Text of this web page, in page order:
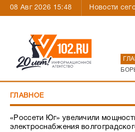
08 Авг 2026 15:48 Новости
ГЛАВНОЕ
«Россети Юг» увеличили
электроснабжения